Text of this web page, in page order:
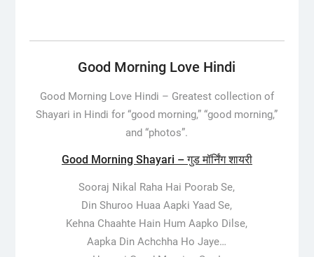
Good Morning Love Hindi
Good Morning Love Hindi – Greatest collection of
Shayari in Hindi for “good morning,” “good morning,”
and “photos”.
Good Morning Shayari – गुड मॉर्निंग शायरी
Sooraj Nikal Raha Hai Poorab Se,
Din Shuroo Huaa Aapki Yaad Se,
Kehna Chaahte Hain Hum Aapko Dilse,
Aapka Din Achchha Ho Jaye…